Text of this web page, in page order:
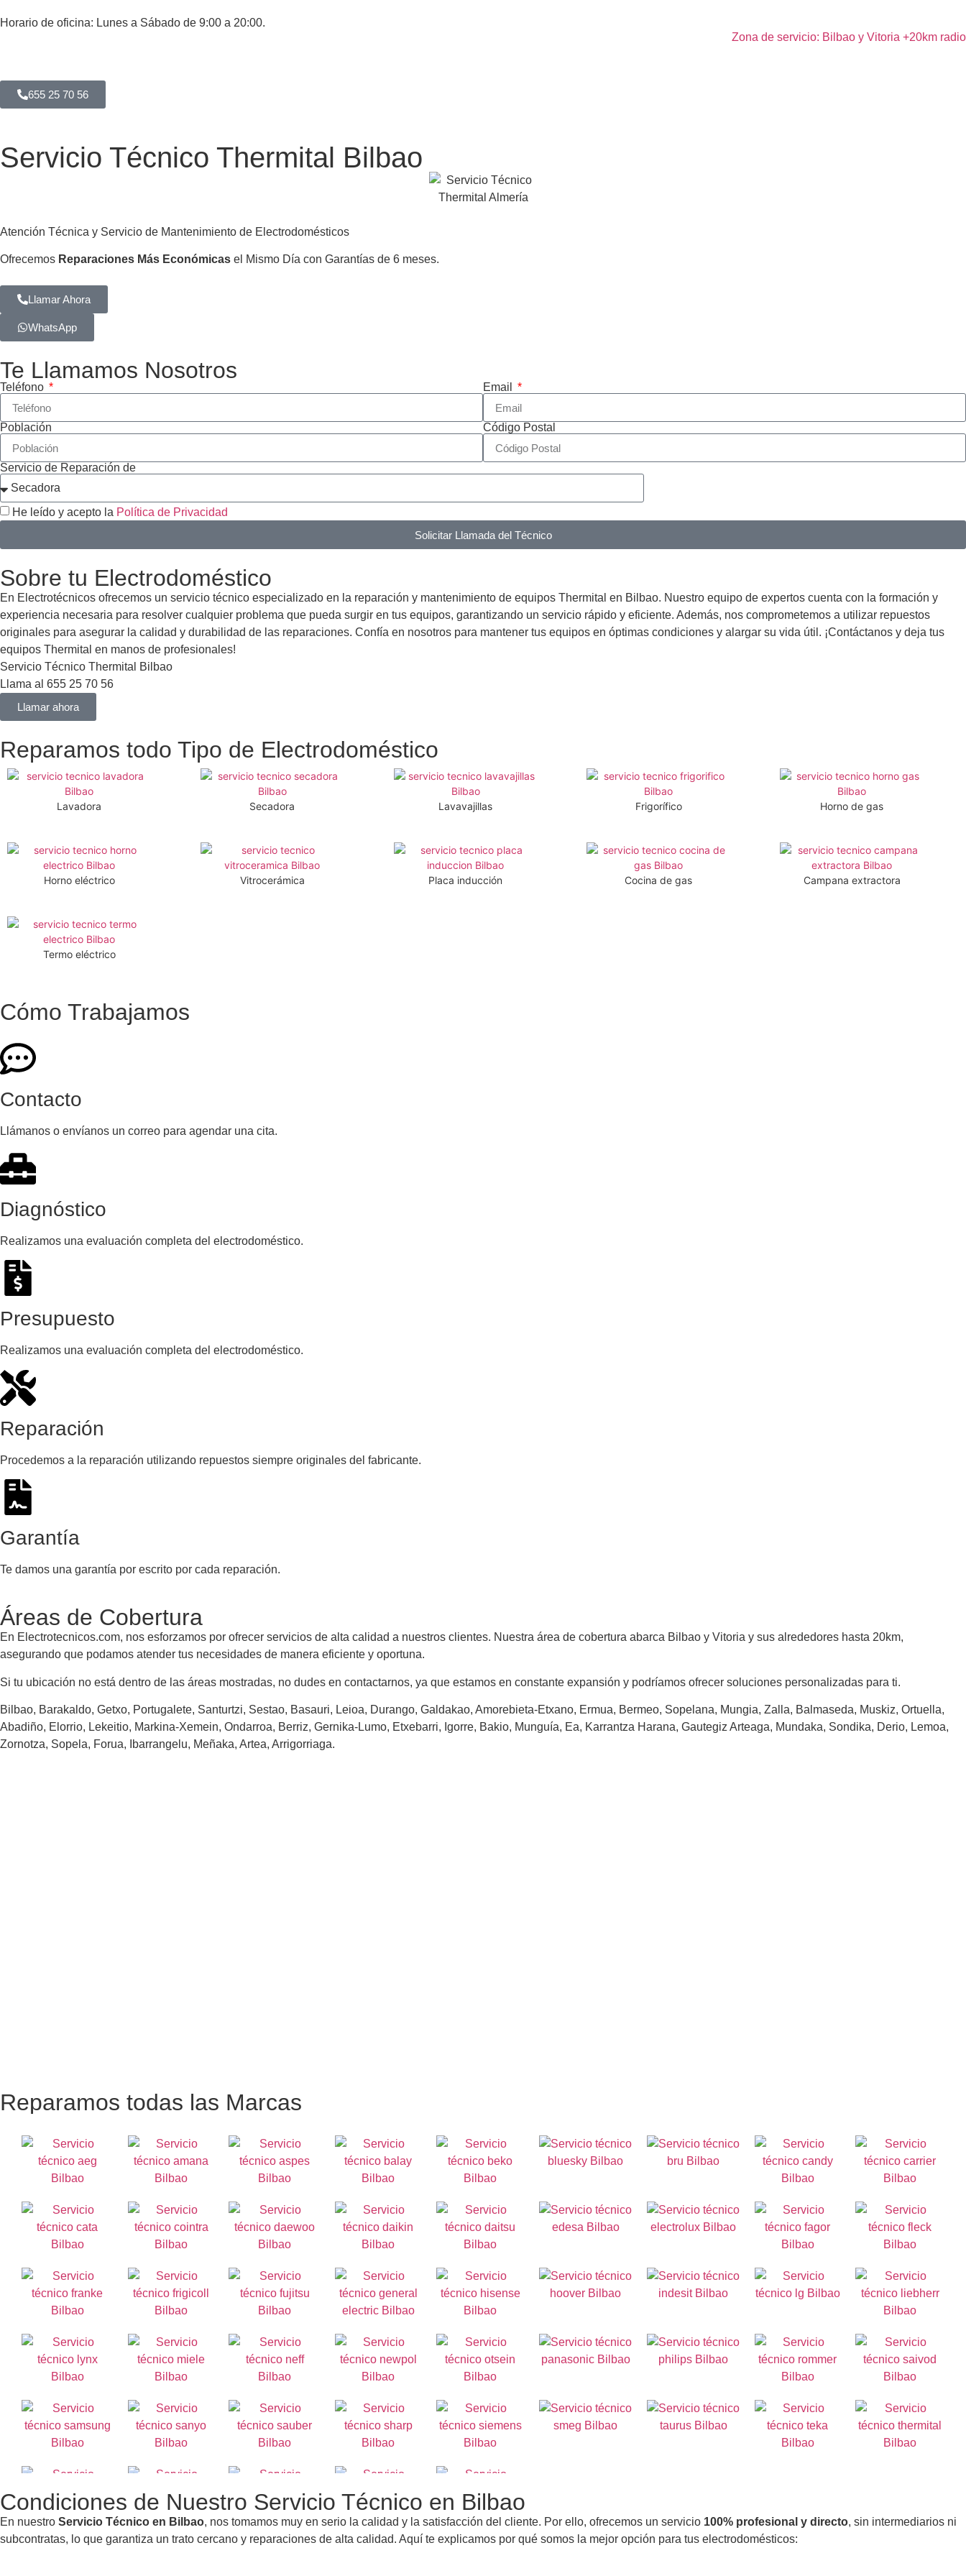
Horario de oficina: Lunes a Sábado de 9:00 a 20:00.
Zona de servicio: Bilbao y Vitoria +20km radio
655 25 70 56
Servicio Técnico Thermital Bilbao
Atención Técnica y Servicio de Mantenimiento de Electrodomésticos
Ofrecemos Reparaciones Más Económicas el Mismo Día con Garantías de 6 meses.
Llamar Ahora
WhatsApp
Te Llamamos Nosotros
Teléfono Email
Población Código Postal
Servicio de Reparación de
He leído y acepto la Política de Privacidad
Solicitar Llamada del Técnico
Sobre tu Electrodoméstico
En Electrotécnicos ofrecemos un servicio técnico especializado en la reparación y mantenimiento de equipos Thermital en Bilbao. Nuestro equipo de expertos cuenta con la formación y
experiencia necesaria para resolver cualquier problema que pueda surgir en tus equipos, garantizando un servicio rápido y eficiente. Además, nos comprometemos a utilizar repuestos
originales para asegurar la calidad y durabilidad de las reparaciones. Confía en nosotros para mantener tus equipos en óptimas condiciones y alargar su vida útil. ¡Contáctanos y deja tus
equipos Thermital en manos de profesionales!
Servicio Técnico Thermital Bilbao
Llama al 655 25 70 56
Llamar ahora
Reparamos todo Tipo de Electrodoméstico
Lavadora Secadora Lavavajillas Frigorífico Horno de gas
Horno eléctrico Vitrocerámica Placa inducción Cocina de gas Campana extractora
Termo eléctrico
Cómo Trabajamos
Contacto
Llámanos o envíanos un correo para agendar una cita.
Diagnóstico
Realizamos una evaluación completa del electrodoméstico.
Presupuesto
Realizamos una evaluación completa del electrodoméstico.
Reparación
Procedemos a la reparación utilizando repuestos siempre originales del fabricante.
Garantía
Te damos una garantía por escrito por cada reparación.
Áreas de Cobertura
En Electrotecnicos.com, nos esforzamos por ofrecer servicios de alta calidad a nuestros clientes. Nuestra área de cobertura abarca Bilbao y Vitoria y sus alrededores hasta 20km,
asegurando que podamos atender tus necesidades de manera eficiente y oportuna.
Si tu ubicación no está dentro de las áreas mostradas, no dudes en contactarnos, ya que estamos en constante expansión y podríamos ofrecer soluciones personalizadas para ti.
Bilbao, Barakaldo, Getxo, Portugalete, Santurtzi, Sestao, Basauri, Leioa, Durango, Galdakao, Amorebieta-Etxano, Ermua, Bermeo, Sopelana, Mungia, Zalla, Balmaseda, Muskiz, Ortuella,
Abadiño, Elorrio, Lekeitio, Markina-Xemein, Ondarroa, Berriz, Gernika-Lumo, Etxebarri, Igorre, Bakio, Munguía, Ea, Karrantza Harana, Gautegiz Arteaga, Mundaka, Sondika, Derio, Lemoa,
Zornotza, Sopela, Forua, Ibarrangelu, Meñaka, Artea, Arrigorriaga.
Reparamos todas las Marcas
Condiciones de Nuestro Servicio Técnico en Bilbao
En nuestro Servicio Técnico en Bilbao, nos tomamos muy en serio la calidad y la satisfacción del cliente. Por ello, ofrecemos un servicio 100% profesional y directo, sin intermediarios ni
subcontratas, lo que garantiza un trato cercano y reparaciones de alta calidad. Aquí te explicamos por qué somos la mejor opción para tus electrodomésticos: